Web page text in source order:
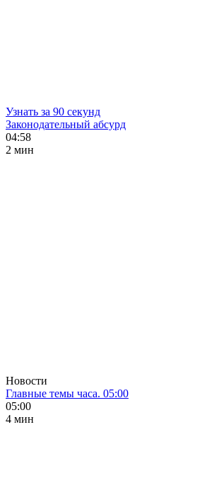
Узнать за 90 секунд
Законодательный абсурд
04:58
2 мин
Новости
Главные темы часа. 05:00
05:00
4 мин